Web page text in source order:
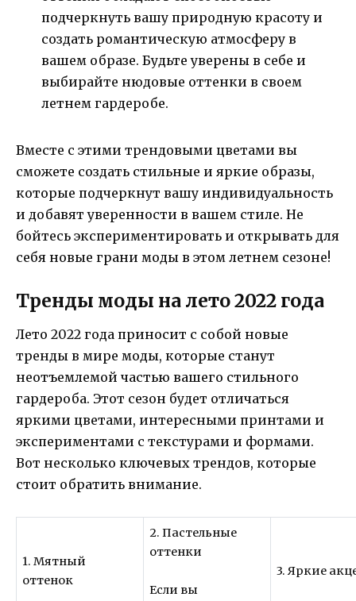
подчеркнуть вашу природную красоту и
создать романтическую атмосферу в
вашем образе. Будьте уверены в себе и
выбирайте нюдовые оттенки в своем
летнем гардеробе.
Вместе с этими трендовыми цветами вы
сможете создать стильные и яркие образы,
которые подчеркнут вашу индивидуальность
и добавят уверенности в вашем стиле. Не
бойтесь экспериментировать и открывать для
себя новые грани моды в этом летнем сезоне!
Тренды моды на лето 2022 года
Лето 2022 года приносит с собой новые
тренды в мире моды, которые станут
неотъемлемой частью вашего стильного
гардероба. Этот сезон будет отличаться
яркими цветами, интересными принтами и
экспериментами с текстурами и формами.
Вот несколько ключевых трендов, которые
стоит обратить внимание.
1. Мятный
оттенок
2. Пастельные
оттенки
Если вы
3. Яркие